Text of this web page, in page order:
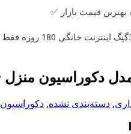
قیمت بازار ✅
منزل ۲۰۱۶ مدل دکوراسیون
, دسته‌بندی نشده, دکوراسیون